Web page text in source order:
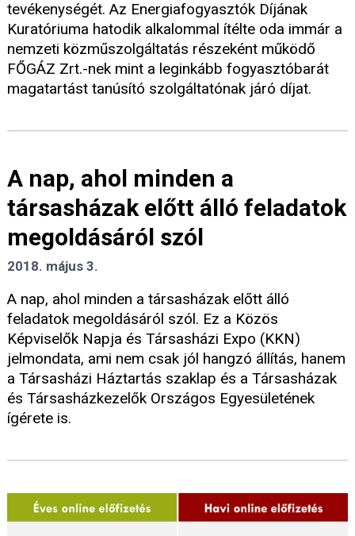
tevékenységét. Az Energiafogyasztók Díjának
Kuratóriuma hatodik alkalommal ítélte oda immár a
nemzeti közműszolgáltatás részeként működő
FŐGÁZ Zrt.-nek mint a leginkább fogyasztóbarát
magatartást tanúsító szolgáltatónak járó díjat.
A nap, ahol minden a
társasházak előtt álló feladatok
megoldásáról szól
2018. május 3.
A nap, ahol minden a társasházak előtt álló
feladatok megoldásáról szól. Ez a Közös
Képviselők Napja és Társasházi Expo (KKN)
jelmondata, ami nem csak jól hangzó állítás, hanem
a Társasházi Háztartás szaklap és a Társasházak
és Társasházkezelők Országos Egyesületének
ígérete is.